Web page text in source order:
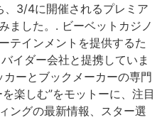
、3/4に開催されるプレミア
ました。. ビーベットカジノ
テインメントを提供するた
イダー会社と提携していま
ーとブックメーカーの専門
楽しむ”をモットーに、注目
ングの最新情報、スター選